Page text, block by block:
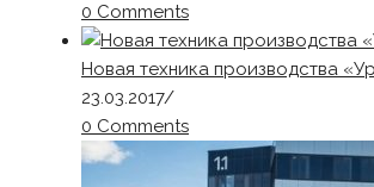
0 Comments
Новая техника производства
23.03.2017/
0 Comments